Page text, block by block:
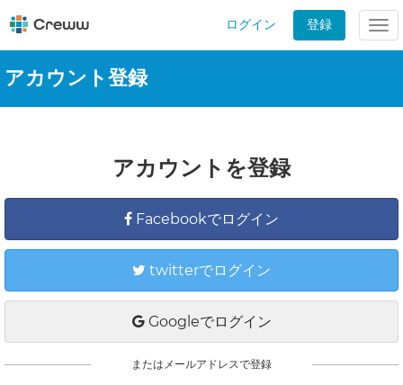
ログイン 登録
アカウント登録
アカウントを登録
Facebookでログイン
twitterでログイン
Googleでログイン
またはメールアドレスで登録